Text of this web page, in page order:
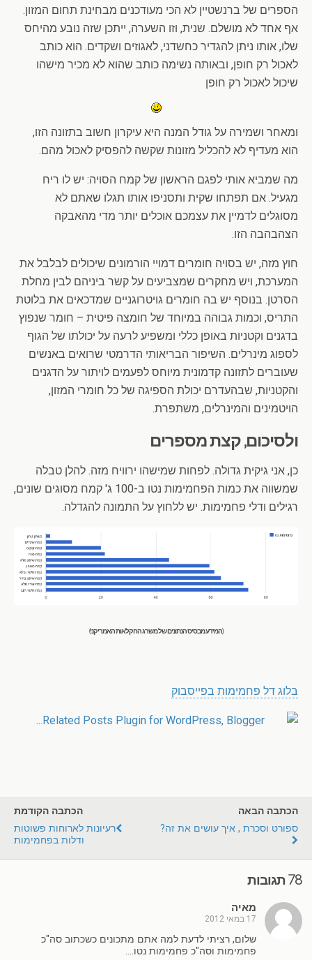
הספרים של ברנשטיין לא הכי מעודכנים מבחינת תחום המזון.
אף אחד לא מושלם. שנית, וזו השערה, ייתכן שזה נובע מהיחס
שלו, אותו ניתן להגדיר כחשדני, לאגוזים ושקדים. הוא כותב
לאכול רק חופן, ובאותה נשימה כותב שהוא לא מכיר מישהו
שיכול לאכול רק חופן
ומאחר ושמירה על גודל המנה היא עיקרון חשוב בתזונה הזו,
הוא מעדיף לא להכליל מזונות שקשה להפסיק לאכול מהם.
מה שמביא אותי לפגם הראשון של קמח הסויה: יש לו ריח
מגעיל. אם תפתחו שקית ותסניפו אותו תגלו שאתם לא
מסוגלים לדמיין את עצמכם אוכלים יותר מדי מהאבקה
הצהבהבה הזו.
חוץ מזה, יש בסויה חומרים דמויי הורמונים שיכולים לבלבל את
המערכת, ויש מחקרים שמצביעים על קשר ביניהם לבין מחלת
הסרטן. בנוסף יש בה חומרים גויטרוגניים שמדכאים את בלוטת
התריס, וכמות גבוהה במיוחד של חומצה פיטית – חומר שנפוץ
בדגנים וקטניות באופן כללי ומשפיע לרעה על יכולתו של הגוף
לספוג מינרלים. השיפור הבריאותי הדרמטי שרואים באנשים
שעוברים לתזונה קדמונית מיוחס לפעמים לויתור על הדגנים
והקטניות, שבהעדרם יכולת הספיגה של כל חומרי המזון,
הויטמינים והמינרלים, משתפרת.
ולסיכום, קצת מספרים
כן, אני גיקית גדולה. לפחות שמישהו ירוויח מזה. להלן טבלה
שמשווה את כמות הפחמימות נטו ב-100 ג' קמח מסוגים שונים,
רגילים ודלי פחמימות. יש ללחוץ על התמונה להגדלה.
(המידע מבסיס הנתונים של משרג החקלאות האמריקני)
בלוג דל פחמימות בפייסבוק
הכתבה הקודמת
רעיונות לארוחות פשוטות
ודלות בפחמימות
הכתבה הבאה
ספורט וסכרת , איך עושים את זה?
78 תגובות
מאיה
17 במאי 2012
שלום, רציתי לדעת למה אתם מתכונים כשכתוב סה"כ
פחמימות וסה"כ פחמימות נטו….